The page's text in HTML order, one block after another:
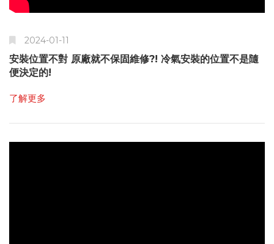
2024-01-11
安裝位置不對 原廠就不保固維修?! 冷氣安裝的位置不是隨
便決定的!
了解更多